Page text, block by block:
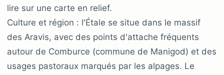
lire sur une carte en relief.
Culture et région : l'Étale se situe dans le massif
des Aravis, avec des points d'attache fréquents
autour de Comburce (commune de Manigod) et des
usages pastoraux marqués par les alpages. Le